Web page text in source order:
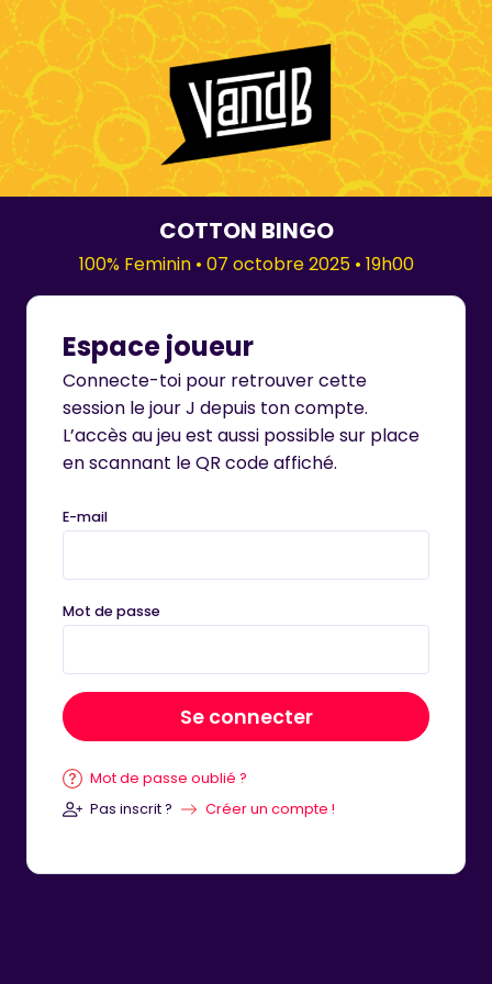
COTTON BINGO
100% Feminin • 07 octobre 2025 • 19h00
Espace joueur
Connecte-toi pour retrouver cette
session le jour J depuis ton compte.
L’accès au jeu est aussi possible sur place
en scannant le QR code affiché.
E-mail
Mot de passe
Se connecter
Mot de passe oublié ?
Pas inscrit ?
Créer un compte !